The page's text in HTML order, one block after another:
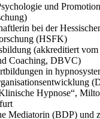
und
bei der
(HSFK)
(akkreditiert vom
Coaching, DBVC)
in
Hypnose“,
Mediatorin (BDP) und